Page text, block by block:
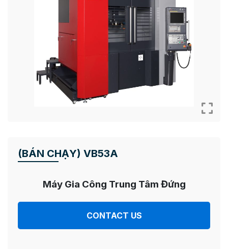
(BÁN CHẠY) VB53Α
Máy Gia Công Trung Tâm Đứng
CONTACT US